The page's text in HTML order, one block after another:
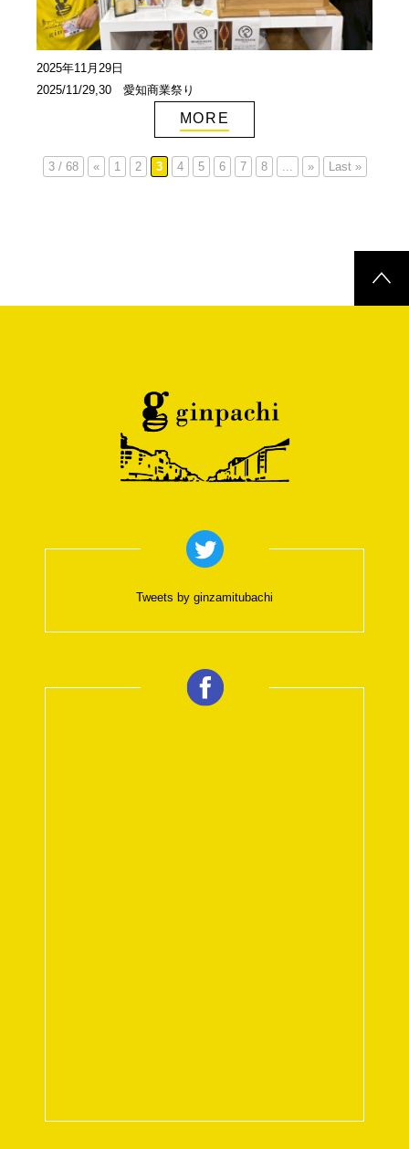
2025年11月29日
2025/11/29,30 愛知商業祭り
MORE
3 / 68 « 1 2 3 4 5 6 7 8 » Last »
Tweets by ginzamitubachi